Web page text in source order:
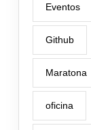
Eventos
Github
Maratona
oficina